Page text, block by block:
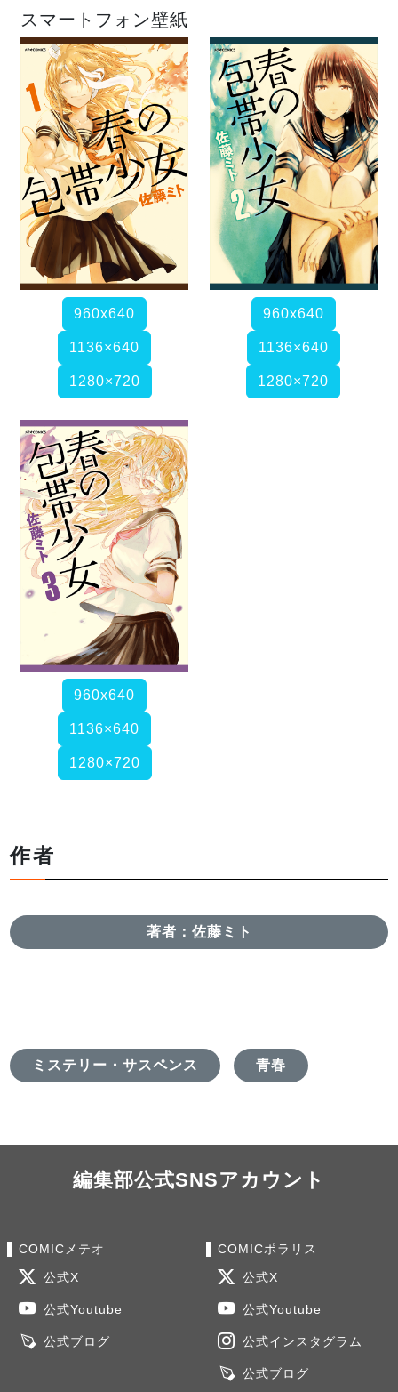
スマートフォン壁紙
960x640
1136×640
1280×720
960x640
1136×640
1280×720
960x640
1136×640
1280×720
作者
著者：佐藤ミト
ミステリー・サスペンス 青春
編集部公式SNSアカウント
COMICメテオ
公式X
公式Youtube
公式ブログ
COMICポラリス
公式X
公式Youtube
公式インスタグラム
公式ブログ